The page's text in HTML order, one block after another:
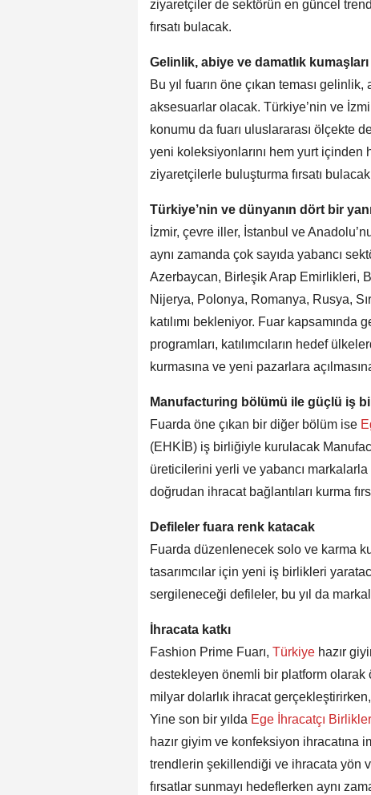
ziyaretçiler de sektörün en güncel
fırsatı bulacak.
Gelinlik, abiye ve damatlık kumaşları
Bu yıl fuarın öne çıkan teması
aksesuarlar olacak. Türkiye’nin ve
konumu da fuarı uluslararası ölçekte
yeni koleksiyonlarını hem yurt içinden
ziyaretçilerle buluşturma fırsatı
Türkiye’nin ve dünyanın dört bir
İzmir, çevre iller, İstanbul ve
aynı zamanda çok sayıda yabancı
Azerbaycan, Birleşik Arap Emirlikleri,
Nijerya, Polonya, Romanya, Rusya,
katılımı bekleniyor. Fuar
programları, katılımcıların hedef
kurmasına ve yeni pazarlara
Manufacturing bölümü ile güçlü iş
Fuarda öne çıkan bir diğer bölüm ise
(EHKİB) iş birliğiyle kurulacak
üreticilerini yerli ve yabancı
doğrudan ihracat bağlantıları kurma
Defileler fuara renk katacak
Fuarda düzenlenecek solo ve karma
tasarımcılar için yeni iş birlikleri
sergileneceği defileler, bu yıl da
İhracata katkı
Fashion Prime Fuarı, Türkiye hazır
destekleyen önemli bir platform olarak
milyar dolarlık ihracat
Yine son bir yılda Ege İhracatçı
hazır giyim ve konfeksiyon ihracatına
trendlerin şekillendiği ve ihracata yön
fırsatlar sunmayı hedeflerken aynı